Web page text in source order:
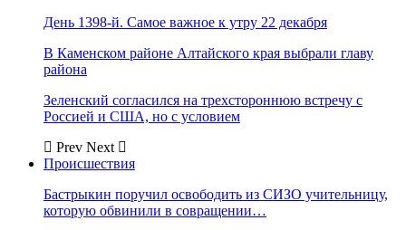
День 1398-й. Самое важное к утру 22 декабря
В Каменском районе Алтайского края выбрали главу
района
Зеленский согласился на трехстороннюю встречу с
Россией и США, но с условием
Prev Next
Происшествия
Бастрыкин поручил освободить из СИЗО учительницу,
которую обвинили в совращении…